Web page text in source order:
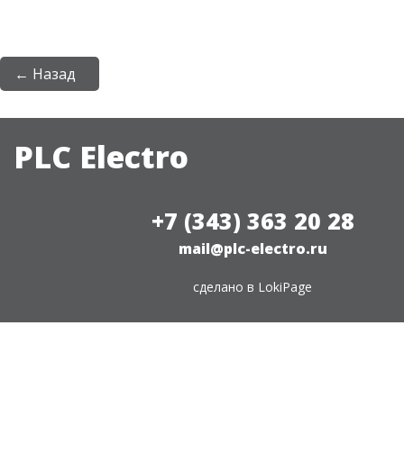
← Назад
PLC Electro
+7 (343) 363 20 28
mail@plc-electro.ru
сделано в LokiPage